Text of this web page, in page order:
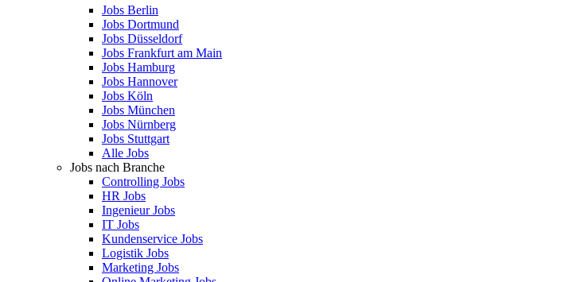
Jobs Berlin
Jobs Dortmund
Jobs Düsseldorf
Jobs Frankfurt am Main
Jobs Hamburg
Jobs Hannover
Jobs Köln
Jobs München
Jobs Nürnberg
Jobs Stuttgart
Alle Jobs
Jobs nach Branche
Controlling Jobs
HR Jobs
Ingenieur Jobs
IT Jobs
Kundenservice Jobs
Logistik Jobs
Marketing Jobs